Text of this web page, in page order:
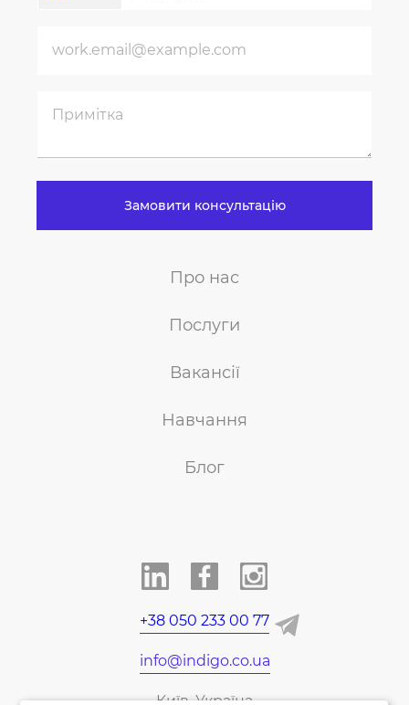
+38 050 233 00 77
info@indigo.co.ua
Київ, Україна
Про нас
Послуги
Вакансії
Навчання
Блог
Замовити консультацію